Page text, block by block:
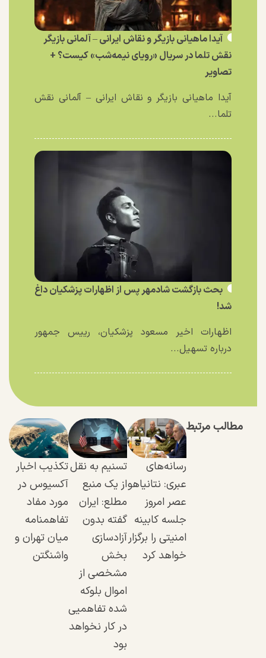
آیدا ماهیانی بازیگر و نقاش ایرانی – آلمانی بازیگر
نقش تلما در سریال «رویای نیمه‌شب» کیست؟ +
تصاویر
آیدا ماهیانی بازیگر و نقاش ایرانی – آلمانی نقش
تلما...
بحث بازگشت شادمهر پس از اظهارات پزشکیان داغ
شد!
اظهارات اخیر مسعود پزشکیان، رییس جمهور
درباره تسهیل...
مطالب مرتبط
رسانه‌های
عبری: نتانیاهو
عصر امروز
جلسه کابینه
امنیتی را برگزار
خواهد کرد
تسنیم به نقل
از یک منبع
مطلع: ایران
گفته بدون
آزادسازی
بخش
مشخصی از
اموال بلوکه
شده تفاهمیی
در کار نخواهد
بود
تکذیب اخبار
آکسیوس در
مورد مفاد
تفاهمنامه
میان تهران و
واشنگتن